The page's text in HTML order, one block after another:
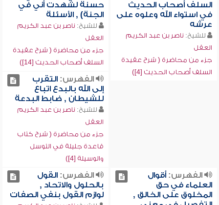
السلف أصحاب الحديث
في استواء الله وعلوه على
عرشه
للشيخ: ناصر بن عبد الكريم
العقل
جزء من محاضرة ( شرح عقيدة
السلف أصحاب الحديث [4])
حسنة لشهدت أني في
الجنة) , الأسئلة
للشيخ: ناصر بن عبد الكريم
العقل
جزء من محاضرة ( شرح عقيدة
السلف أصحاب الحديث [14])
الفهرس:التقرب
إلى الله بالبدع اتباع
للشيطان , ضابط البدعة
للشيخ: ناصر بن عبد الكريم
العقل
جزء من محاضرة ( شرح كتاب
قاعدة جليلة في التوسل
والوسيلة [4])
الفهرس:أقوال
العلماء في حق
المخلوق على الخالق ,
الفهرس:القول
بالحلول والاتحاد ,
لوازم القول بنفي الصفات